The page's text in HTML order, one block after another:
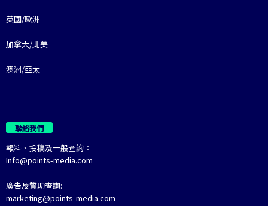
英國/歐洲
加拿大/北美
澳洲/亞太
聯絡我們
報料、投稿及一般查詢：
Info@points-media.com
廣告及贊助查詢:
marketing@points-media.com